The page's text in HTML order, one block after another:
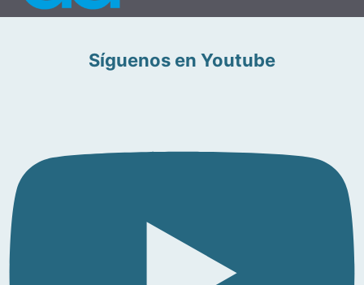
Síguenos en Youtube